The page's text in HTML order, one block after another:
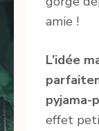
amie !
L’idée
pyjama-
effet